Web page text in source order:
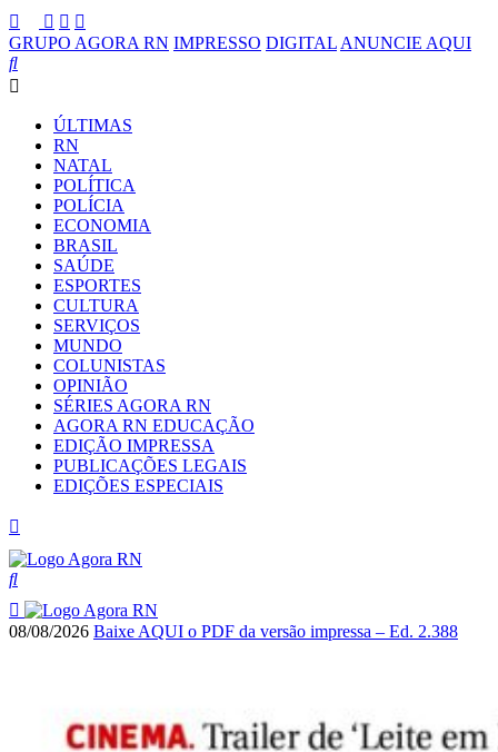
GRUPO AGORA RN IMPRESSO DIGITAL ANUNCIE AQUI
ÚLTIMAS
RN
NATAL
POLÍTICA
POLÍCIA
ECONOMIA
BRASIL
SAÚDE
ESPORTES
CULTURA
SERVIÇOS
MUNDO
COLUNISTAS
OPINIÃO
SÉRIES AGORA RN
AGORA RN EDUCAÇÃO
EDIÇÃO IMPRESSA
PUBLICAÇÕES LEGAIS
EDIÇÕES ESPECIAIS
08/08/2026 Baixe AQUI o PDF da versão impressa – Ed. 2.388